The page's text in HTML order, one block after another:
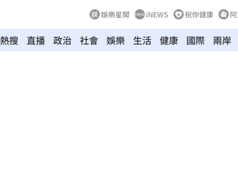
娛樂星聞 iNEWS 祝你健康
熱搜 直播 政治 社會 娛樂 生活 健康 國際 兩岸